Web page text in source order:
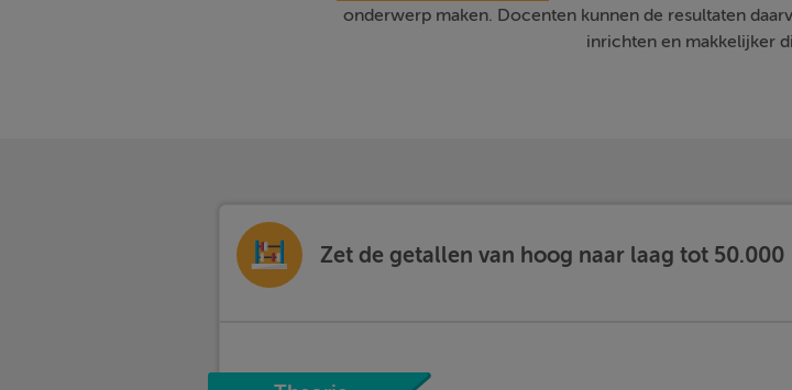
onderwerp maken. Docenten kunnen de resultaten
inrichten en makkelijker
Zet de getallen van hoog naar laag tot 50.000